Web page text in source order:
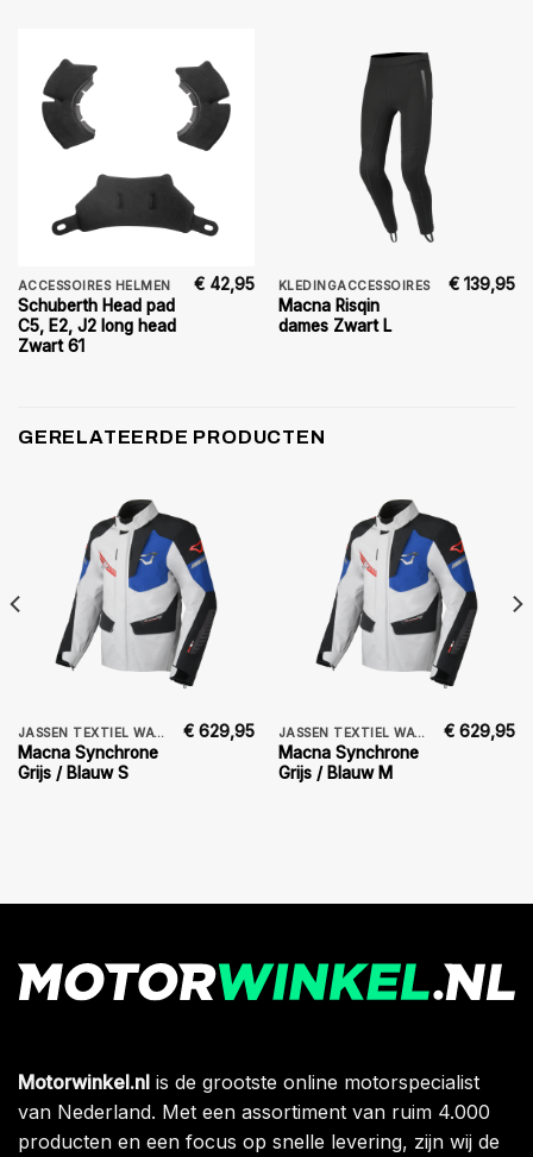
ACCESSOIRES HELMEN
Schuberth Head pad
C5, E2, J2 long head
Zwart 61
€ 42,95 KLEDINGACCESSOIRES
Macna Risqin
dames Zwart L
€ 139,95
GERELATEERDE PRODUCTEN
JASSEN TEXTIEL WATERDICHT
Macna Synchrone
Grijs / Blauw S
€ 629,95 JASSEN TEXTIEL WATERDICHT
Macna Synchrone
Grijs / Blauw M
€ 629,95
Motorwinkel.nl is de grootste online motorspecialist
van Nederland. Met een assortiment van ruim 4.000
producten en een focus op snelle levering, zijn wij de